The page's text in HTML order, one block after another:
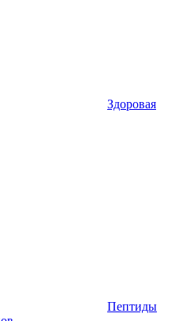
Здоровая
Пептиды